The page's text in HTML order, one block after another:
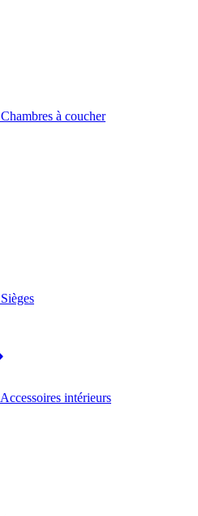
Chambres à coucher
Sièges
Accessoires intérieurs